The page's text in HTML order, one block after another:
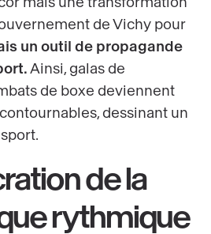
de Vichy pour
un outil de propagande
Ainsi, galas de
de boxe deviennent
dessinant un
de la
rythmique